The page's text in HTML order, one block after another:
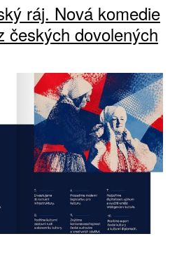
ráj. Nová komedie
českých dovolených